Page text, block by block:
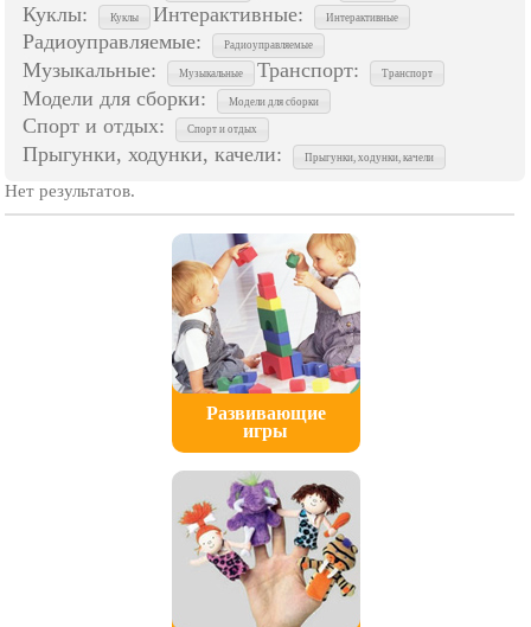
Куклы: Куклы Интерактивные: Интерактивные
Радиоуправляемые: Радиоуправляемые
Музыкальные: Музыкальные Транспорт: Транспорт
Модели для сборки: Модели для сборки
Спорт и отдых: Спорт и отдых
Прыгунки, ходунки, качели: Прыгунки, ходунки, качели
Нет результатов.
Развивающие
игры